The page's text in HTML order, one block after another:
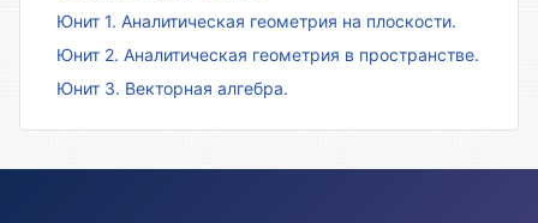
Юнит 1. Аналитическая геометрия на плоскости.
Юнит 2. Аналитическая геометрия в пространстве.
Юнит 3. Векторная алгебра.